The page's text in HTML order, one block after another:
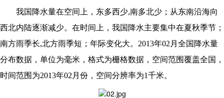
我国降水量在空间上，东多西少,南多北少；从东南沿海向
西北内陆逐渐减少。在时间上，我国降水主要集中在夏秋季节；
南方雨季长,北方雨季短；年际变化大。2013年02月全国降水量
分布数据，单位为毫米，格式为栅格数据，空间范围覆盖全国，
时间范围为2013年02月份，空间分辨率为1千米。